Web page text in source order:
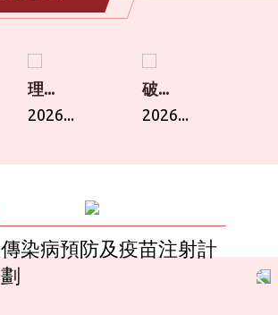
理...
2026...
破...
2026...
傳染病預防及疫苗注射計
劃